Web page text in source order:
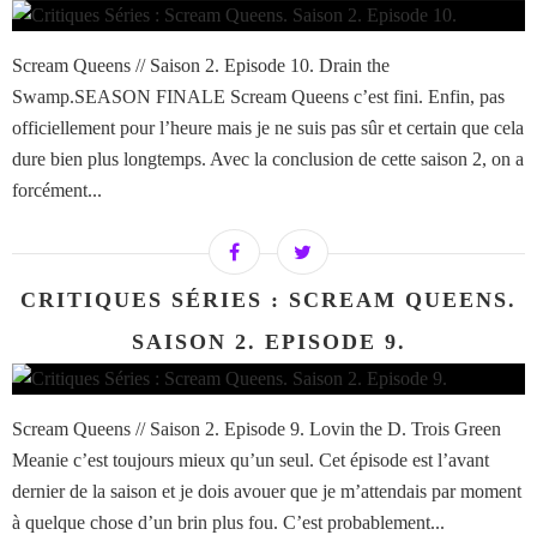
Scream Queens // Saison 2. Episode 10. Drain the
Swamp.SEASON FINALE Scream Queens c’est fini. Enfin, pas
officiellement pour l’heure mais je ne suis pas sûr et certain que cela
dure bien plus longtemps. Avec la conclusion de cette saison 2, on a
forcément...
CRITIQUES SÉRIES : SCREAM QUEENS.
SAISON 2. EPISODE 9.
Scream Queens // Saison 2. Episode 9. Lovin the D. Trois Green
Meanie c’est toujours mieux qu’un seul. Cet épisode est l’avant
dernier de la saison et je dois avouer que je m’attendais par moment
à quelque chose d’un brin plus fou. C’est probablement...